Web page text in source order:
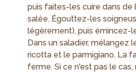
puis faites-les cuire dans de
salée. Égouttez-les
légèrement), puis émincez-
Dans un saladier, mélangez
ricotta et le parmigiano. La
ferme. Si ce n'est pas le